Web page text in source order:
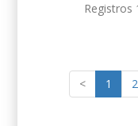
Registros
< 1 2